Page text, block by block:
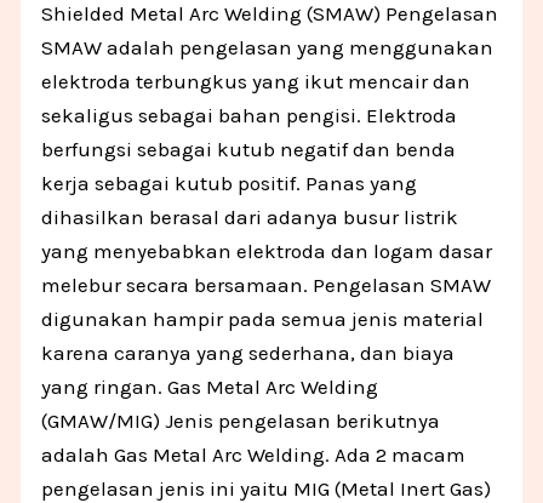
Shielded Metal Arc Welding (SMAW) Pengelasan
SMAW adalah pengelasan yang menggunakan
elektroda terbungkus yang ikut mencair dan
sekaligus sebagai bahan pengisi. Elektroda
berfungsi sebagai kutub negatif dan benda
kerja sebagai kutub positif. Panas yang
dihasilkan berasal dari adanya busur listrik
yang menyebabkan elektroda dan logam dasar
melebur secara bersamaan. Pengelasan SMAW
digunakan hampir pada semua jenis material
karena caranya yang sederhana, dan biaya
yang ringan. Gas Metal Arc Welding
(GMAW/MIG) Jenis pengelasan berikutnya
adalah Gas Metal Arc Welding. Ada 2 macam
pengelasan jenis ini yaitu MIG (Metal Inert Gas)